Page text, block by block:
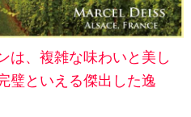
は、複雑な味わいと美し
璧といえる傑出した逸